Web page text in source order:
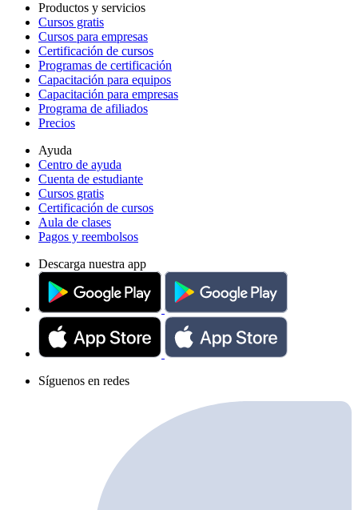
Productos y servicios
Cursos gratis
Cursos para empresas
Certificación de cursos
Programas de certificación
Capacitación para equipos
Capacitación para empresas
Programa de afiliados
Precios
Ayuda
Centro de ayuda
Cuenta de estudiante
Cursos gratis
Certificación de cursos
Aula de clases
Pagos y reembolsos
Descarga nuestra app
Síguenos en redes